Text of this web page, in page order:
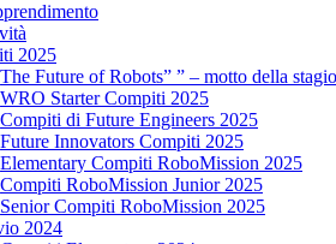
2025
The Future of Robots” ” – motto della
WRO Starter Compiti 2025
Compiti di Future Engineers 2025
Future Innovators Compiti 2025
Elementary Compiti RoboMission 2025
Compiti RoboMission Junior 2025
Senior Compiti RoboMission 2025
2024